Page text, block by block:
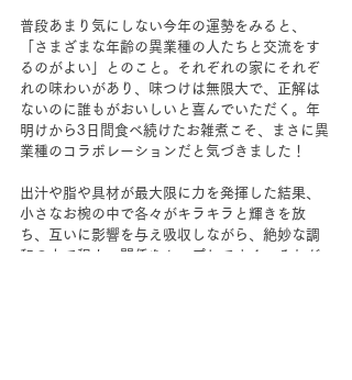
普段あまり気にしない今年の運勢をみると、
「さまざまな年齢の異業種の人たちと交流をす
るのがよい」とのこと。それぞれの家にそれぞ
れの味わいがあり、味つけは無限大で、正解は
ないのに誰もがおいしいと喜んでいただく。年
明けから3日間食べ続けたお雑煮こそ、まさに異
業種のコラボレーションだと気づきました！
出汁や脂や具材が最大限に力を発揮した結果、
小さなお椀の中で各々がキラキラと輝きを放
ち、互いに影響を与え吸収しながら、絶妙な調
和の中で程よい関係をキープしてゆく。それが